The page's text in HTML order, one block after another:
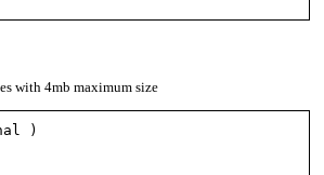
with 4mb maximum size